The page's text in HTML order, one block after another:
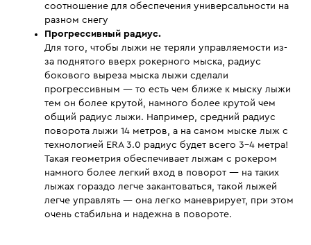
соотношение для обеспечения универсальности на
разном снегу
Прогрессивный радиус.
Для того, чтобы лыжи не теряли управляемости из-
за поднятого вверх рокерного мыска, радиус
бокового выреза мыска лыжи сделали
прогрессивным — то есть чем ближе к мыску лыжи
тем он более крутой, намного более крутой чем
общий радиус лыжи. Например, средний радиус
поворота лыжи 14 метров, а на самом мыске лыж с
технологией ERA 3.0 радиус будет всего 3-4 метра!
Такая геометрия обеспечивает лыжам с рокером
намного более легкий вход в поворот — на таких
лыжах гораздо легче закантоваться, такой лыжей
легче управлять — она легко маневрирует, при этом
очень стабильна и надежна в повороте.